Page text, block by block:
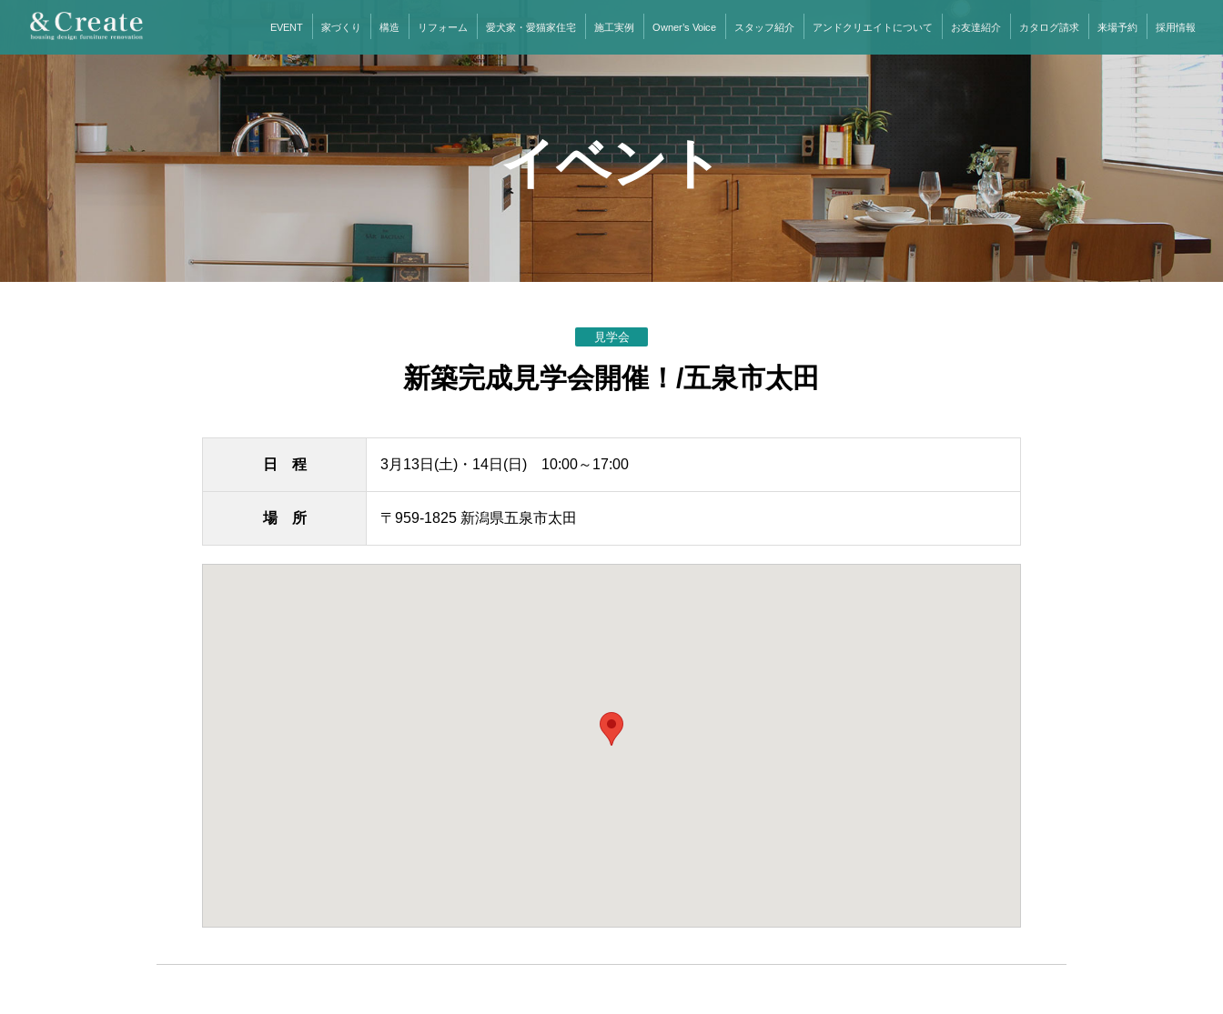
EVENT 家づくり 構造 リフォーム 愛犬家・愛猫家住宅 施工実例 Owner’s Voice スタッフ紹介 アンドクリエイトについて お友達紹介 カタログ請求 来場予約 採用情報
イベント
見学会
新築完成見学会開催！/五泉市太田
日 程 3月13日(土)・14日(日) 10:00～17:00
場 所 〒959-1825 新潟県五泉市太田